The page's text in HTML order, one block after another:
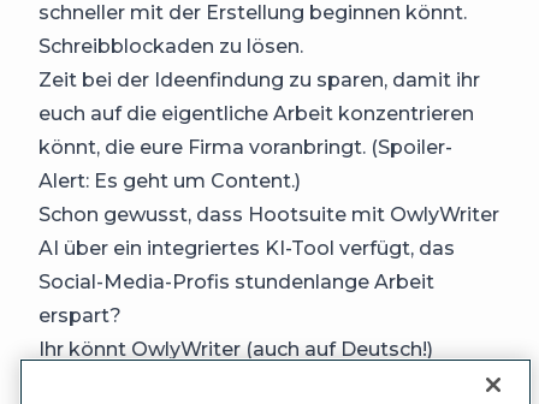
schneller mit der Erstellung beginnen könnt.
Schreibblockaden zu lösen.
Zeit bei der Ideenfindung zu sparen, damit ihr
euch auf die eigentliche Arbeit konzentrieren
könnt, die eure Firma voranbringt. (Spoiler-
Alert: Es geht um Content.)
Schon gewusst, dass Hootsuite mit OwlyWriter
AI über ein integriertes KI-Tool verfügt, das
Social-Media-Profis stundenlange Arbeit
erspart?
Ihr könnt OwlyWriter (auch auf Deutsch!)